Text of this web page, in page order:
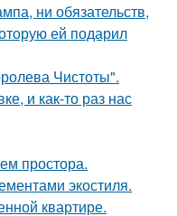
ни обязательств,
ей подарил
Чистоты".
и как-то раз нас
простора.
экостиля.
квартире.